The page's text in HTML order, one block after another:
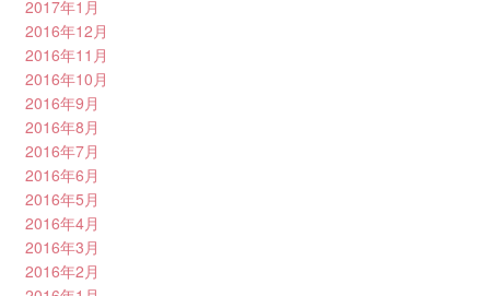
2017年1月
2016年12月
2016年11月
2016年10月
2016年9月
2016年8月
2016年7月
2016年6月
2016年5月
2016年4月
2016年3月
2016年2月